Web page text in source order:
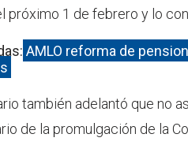
próximo 1 de febrero y lo
AMLO reforma de
también adelantó que no
de la promulgación de la